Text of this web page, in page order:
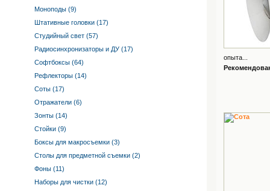
Моноподы (9)
Штативные головки (17)
Студийный свет (57)
Радиосинхронизаторы и ДУ (17)
Софтбоксы (64)
Рефлекторы (14)
Соты (17)
Отражатели (6)
Зонты (14)
Стойки (9)
Боксы для макросъемки (3)
Столы для предметной съемки (2)
Фоны (11)
Наборы для чистки (12)
опыта...